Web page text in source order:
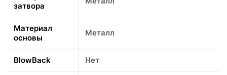
затвора
Материал
основы
Металл
BlowBack Нет